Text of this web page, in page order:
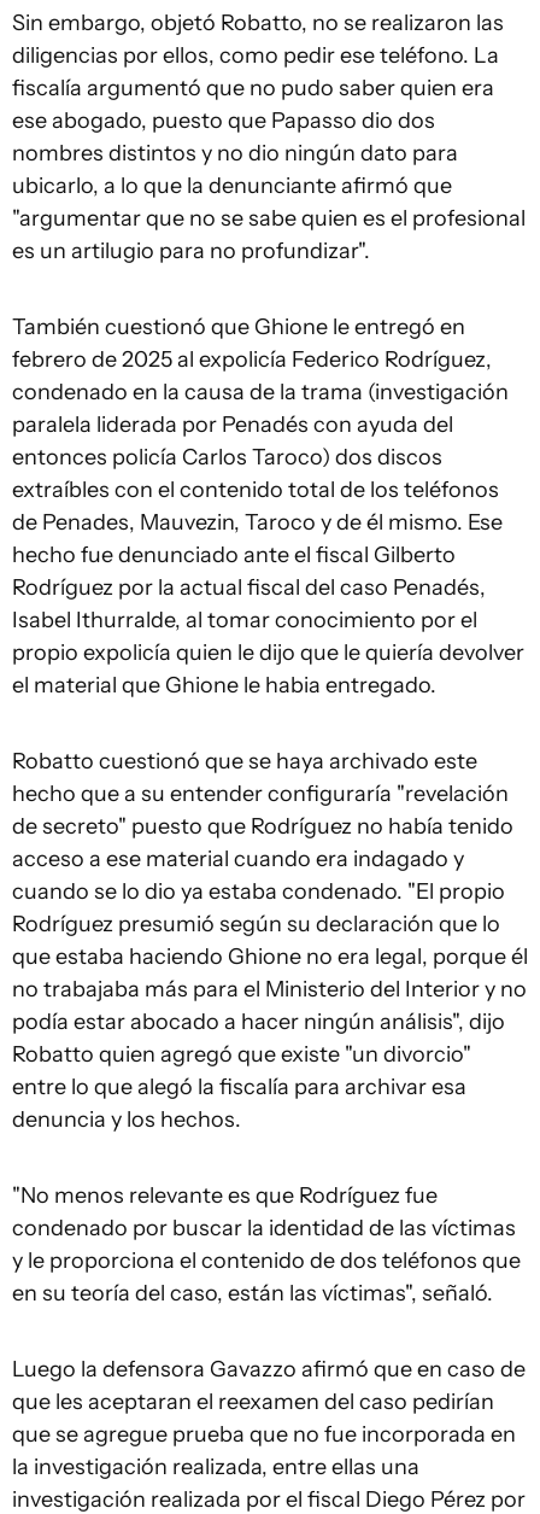
Sin embargo, objetó Robatto, no se realizaron las
diligencias por ellos, como pedir ese teléfono. La
fiscalía argumentó que no pudo saber quien era
ese abogado, puesto que Papasso dio dos
nombres distintos y no dio ningún dato para
ubicarlo, a lo que la denunciante afirmó que
"argumentar que no se sabe quien es el profesional
es un artilugio para no profundizar".
También cuestionó que Ghione le entregó en
febrero de 2025 al expolicía Federico Rodríguez,
condenado en la causa de la trama (investigación
paralela liderada por Penadés con ayuda del
entonces policía Carlos Taroco) dos discos
extraíbles con el contenido total de los teléfonos
de Penades, Mauvezin, Taroco y de él mismo. Ese
hecho fue denunciado ante el fiscal Gilberto
Rodríguez por la actual fiscal del caso Penadés,
Isabel Ithurralde, al tomar conocimiento por el
propio expolicía quien le dijo que le quiería devolver
el material que Ghione le habia entregado.
Robatto cuestionó que se haya archivado este
hecho que a su entender configuraría "revelación
de secreto" puesto que Rodríguez no había tenido
acceso a ese material cuando era indagado y
cuando se lo dio ya estaba condenado. "El propio
Rodríguez presumió según su declaración que lo
que estaba haciendo Ghione no era legal, porque él
no trabajaba más para el Ministerio del Interior y no
podía estar abocado a hacer ningún análisis", dijo
Robatto quien agregó que existe "un divorcio"
entre lo que alegó la fiscalía para archivar esa
denuncia y los hechos.
"No menos relevante es que Rodríguez fue
condenado por buscar la identidad de las víctimas
y le proporciona el contenido de dos teléfonos que
en su teoría del caso, están las víctimas", señaló.
Luego la defensora Gavazzo afirmó que en caso de
que les aceptaran el reexamen del caso pedirían
que se agregue prueba que no fue incorporada en
la investigación realizada, entre ellas una
investigación realizada por el fiscal Diego Pérez por